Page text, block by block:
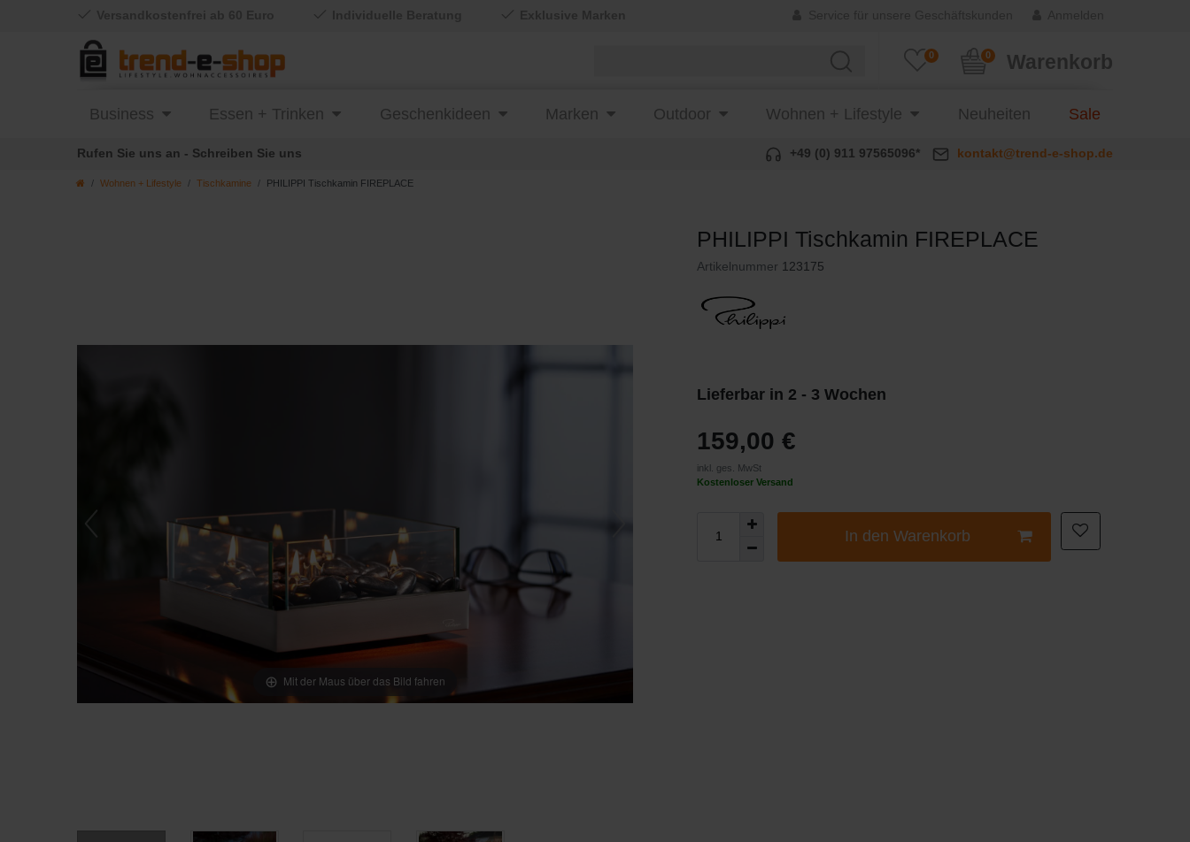
Wohnen + Lifestyle Tischkamine PHILIPPI Tischkamin FIREPLACE
0 Warenkorb
0
Business Essen + Trinken Geschenkideen Marken Outdoor Wohnen + Lifestyle Neuheiten Sale
Rufen Sie uns an - Schreiben Sie uns +49 (0) 911 97565096* kontakt@trend-e-shop.de
Mit der Maus über das Bild fahren
PHILIPPI Tischkamin FIREPLACE
Artikelnummer 123175
Lieferbar in 2 - 3 Wochen
159,00 €
inkl. ges. MwSt
Kostenloser Versand
In den Warenkorb